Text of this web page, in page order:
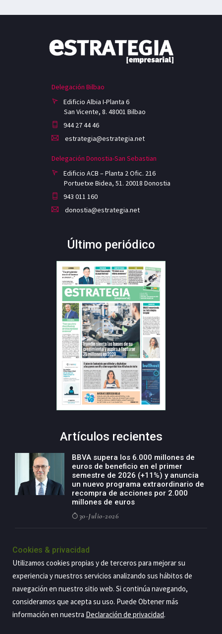
Delegación Bilbao
Edificio Albia I-Planta 6
San Vicente, 8. 48001 Bilbao
944 27 44 46
estrategia@estrategia.net
Delegación Donostia-San Sebastian
Edificio ACB – Planta 2 Ofic. 216
Portuetxe Bidea, 51. 20018 Donostia
943 011 160
donostia@estrategia.net
Último periódico
Artículos recientes
BBVA supera los 6.000 millones de
euros de beneficio en el primer
semestre de 2026 (+11%) y anuncia
un nuevo programa extraordinario de
recompra de acciones por 2.000
millones de euros
30-Julio-2026
negocio agro con un modelo global
de especialización presente en siete
países
29-Julio-2026
Cookies & privacidad
Utilizamos cookies propias y de terceros para mejorar su
experiencia y nuestros servicios analizando sus hábitos de
navegación en nuestro sitio web. Si continúa navegando,
consideramos que acepta su uso. Puede Obtener más
información en nuestra Declaración de privacidad.